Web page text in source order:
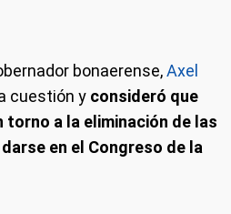
bonaerense,Axel
cuestión y consideró que
torno a la eliminación de las
en el Congreso de la